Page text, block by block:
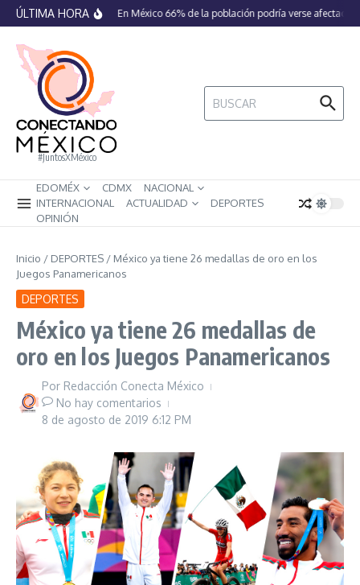
Saltar al contenido
ÚLTIMA HORA En México 66% de la población podría verse afectada
#JuntosXMéxico
Buscar:
EDOMÉX CDMX
NACIONAL
INTERNACIONAL
ACTUALIDAD
DEPORTES
OPINIÓN
Inicio / DEPORTES / México ya tiene 26 medallas de oro en los
Juegos Panamericanos
DEPORTES
México ya tiene 26 medallas de
oro en los Juegos Panamericanos
Por Redacción Conecta México
No hay comentarios
8 de agosto de 2019 6:12 PM